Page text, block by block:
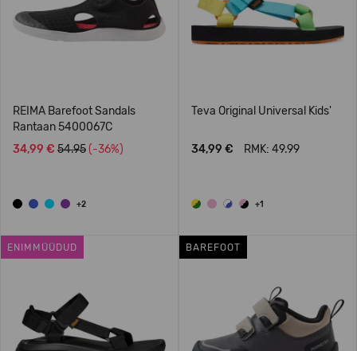
REIMA Barefoot Sandals
Rantaan 5400067C
34,99 € 54.95 (-36%)
+2
Teva Original Universal Kids'
34,99 € RMK: 49.99
+1
ENIMMÜÜDUD BAREFOOT